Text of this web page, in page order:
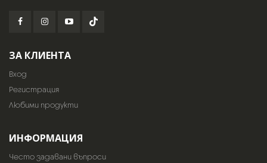
ЗА КЛИЕНТА
Вход
Регистрация
Любими продукти
ИНФОРМАЦИЯ
Често задавани въпроси